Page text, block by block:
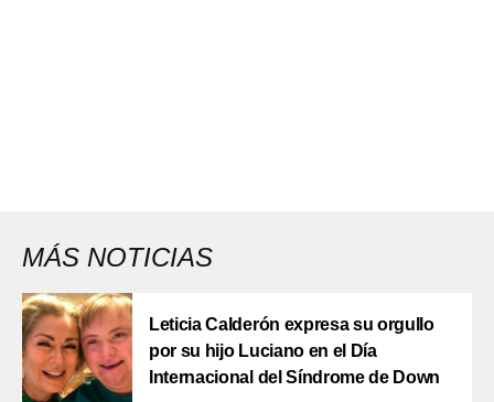
MÁS NOTICIAS
Leticia Calderón expresa su orgullo
por su hijo Luciano en el Día
Internacional del Síndrome de Down